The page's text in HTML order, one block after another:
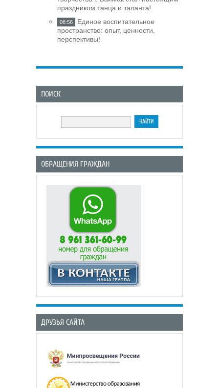
праздником танца и таланта!
08:56 Единое воспитательное
пространство: опыт, ценности,
перспективы!
ПОИСК
ОБРАЩЕНИЯ ГРАЖДАН
ДРУЗЬЯ САЙТА